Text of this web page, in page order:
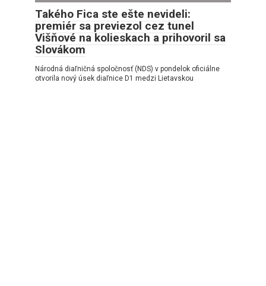
Takého Fica ste ešte nevideli:
premiér sa previezol cez tunel
Višňové na kolieskach a prihovoril sa
Slovákom
Národná diaľničná spoločnosť (NDS) v pondelok oficiálne
otvorila nový úsek diaľnice D1 medzi Lietavskou